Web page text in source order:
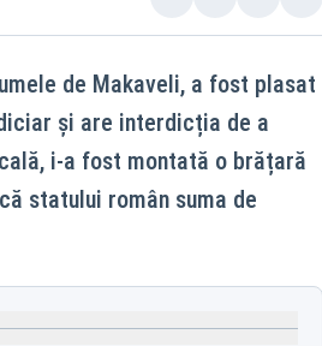
de Makaveli, a fost plasat
și are interdicția de a
i-a fost montată o brățară
statului român suma de